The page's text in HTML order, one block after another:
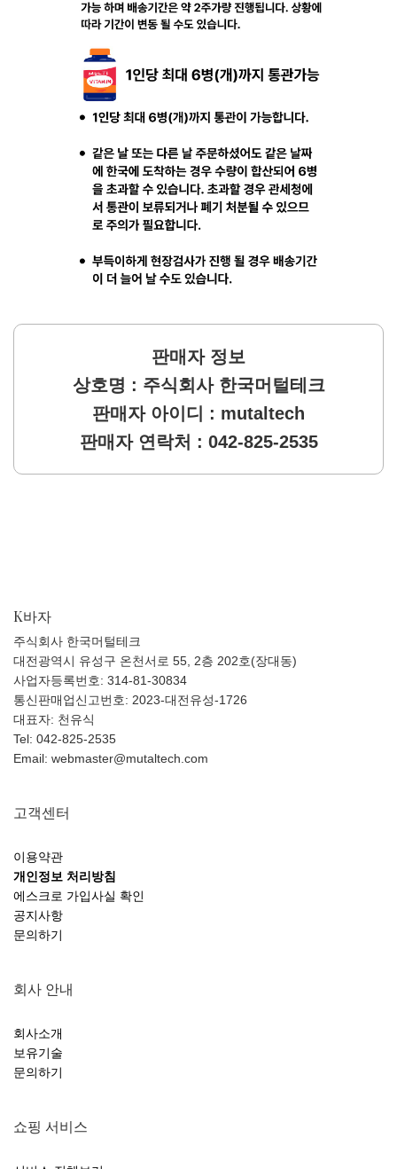
판매자 정보
상호명 : 주식회사 한국머털테크
판매자 아이디 : mutaltech
판매자 연락처 : 042-825-2535
K바자
주식회사 한국머털테크
대전광역시 유성구 온천서로 55, 2층 202호(장대동)
사업자등록번호: 314-81-30834
통신판매업신고번호: 2023-대전유성-1726
대표자: 천유식
Tel: 042-825-2535
Email: webmaster@mutaltech.com
고객센터
이용약관
개인정보 처리방침
에스크로 가입사실 확인
공지사항
문의하기
회사 안내
회사소개
보유기술
문의하기
쇼핑 서비스